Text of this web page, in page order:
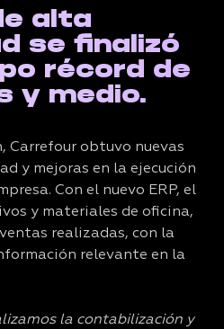
alta
se finalizó
récord de
y medio.
Carrefour obtuvo nuevas
y mejoras en la ejecución
Con el nuevo ERP, el
y materiales de oficina,
realizadas, con la
relevante en la
la contabilización y